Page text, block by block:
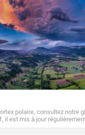
polaire, consultez notre
il est mis à jour
également des liens